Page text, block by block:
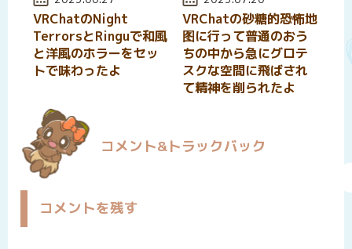
VRChatのNight
TerrorsとRinguで和風
と洋風のホラーをセッ
トで味わったよ
VRChatの砂糖的恐怖地
图に行って普通のおう
ちの中から急にグロテ
スクな空間に飛ばされ
て精神を削られたよ
コメント&トラックバック
コメントを残す